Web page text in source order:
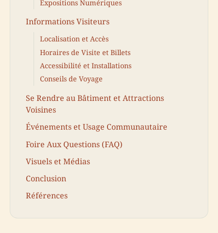
Expositions Numériques
Informations Visiteurs
Localisation et Accès
Horaires de Visite et Billets
Accessibilité et Installations
Conseils de Voyage
Se Rendre au Bâtiment et Attractions
Voisines
Événements et Usage Communautaire
Foire Aux Questions (FAQ)
Visuels et Médias
Conclusion
Références